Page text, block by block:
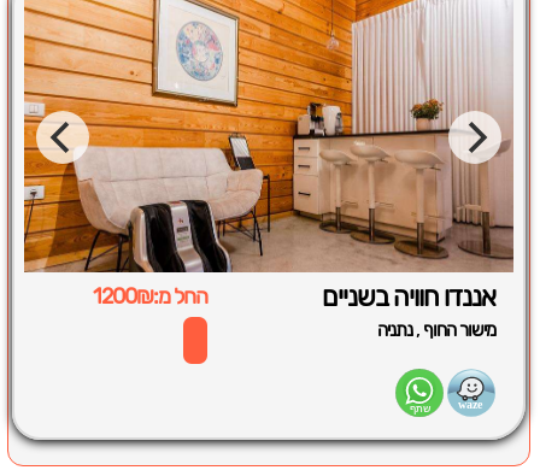
אננדו חוויה בשניים החל מ:1200₪
מישור החוף ,נתניה